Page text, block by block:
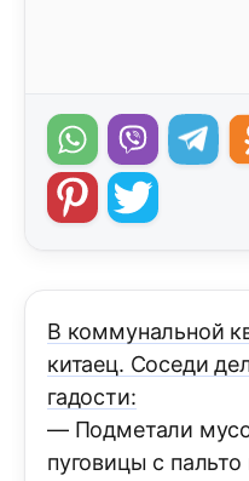
В коммунальной
китаец. Соседи
гадости:
— Подметали
пуговицы с